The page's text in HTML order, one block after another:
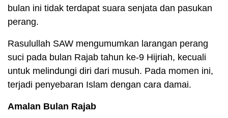
bulan ini tidak terdapat suara senjata dan pasukan
perang.
Rasulullah SAW mengumumkan larangan perang
suci pada bulan Rajab tahun ke-9 Hijriah, kecuali
untuk melindungi diri dari musuh. Pada momen ini,
terjadi penyebaran Islam dengan cara damai.
Amalan Bulan Rajab